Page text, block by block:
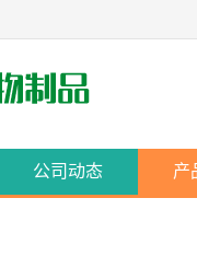
公司动态 产